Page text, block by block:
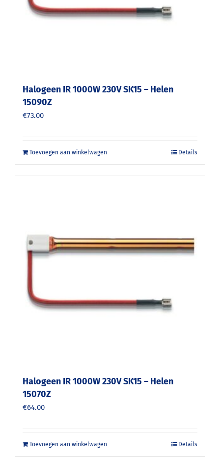
Halogeen IR 1000W 230V SK15 – Helen
15090Z
€73.00
Toevoegen aan winkelwagen Details
Halogeen IR 1000W 230V SK15 – Helen
15070Z
€64.00
Toevoegen aan winkelwagen Details